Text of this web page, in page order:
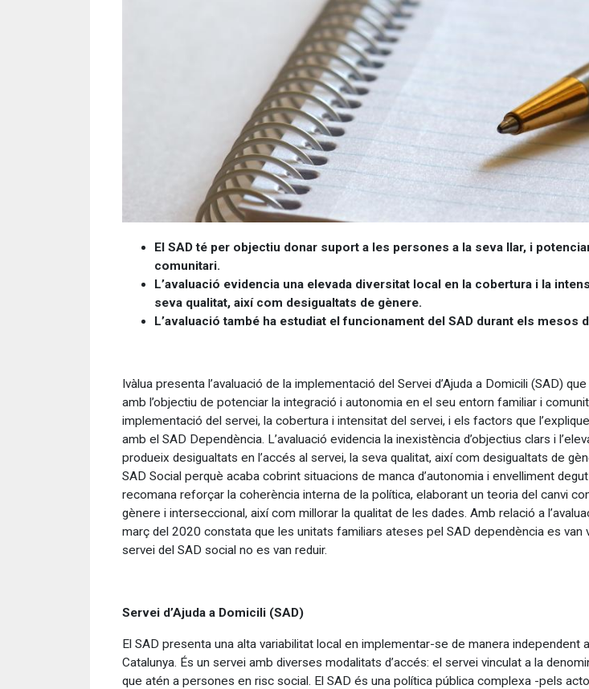
El SAD té per objectiu donar suport a les persones a la seva llar, i
comunitari.
L’avaluació evidencia una elevada diversitat local en la cobertura i la
seva qualitat, així com desigualtats de gènere.
L’avaluació també ha estudiat el funcionament del SAD durant els
Ivàlua presenta l’avaluació de la implementació del Servei d’Ajuda a Domicili (SAD)
amb l’objectiu de potenciar la integració i autonomia en el seu entorn familiar i
implementació del servei, la cobertura i intensitat del servei, i els factors que
amb el SAD Dependència. L’avaluació evidencia la inexistència d’objectius clars i
produeix desigualtats en l’accés al servei, la seva qualitat, així com desigualtats de
SAD Social perquè acaba cobrint situacions de manca d’autonomia i envelliment
recomana reforçar la coherència interna de la política, elaborant un teoria del canvi
gènere i interseccional, així com millorar la qualitat de les dades. Amb relació a
març del 2020 constata que les unitats familiars ateses pel SAD dependència es
servei del SAD social no es van reduir.
Servei d’Ajuda a Domicili (SAD)
El SAD presenta una alta variabilitat local en implementar-se de manera independent
Catalunya. És un servei amb diverses modalitats d’accés: el servei vinculat a la
que atén a persones en risc social. El SAD és una política pública complexa -pels